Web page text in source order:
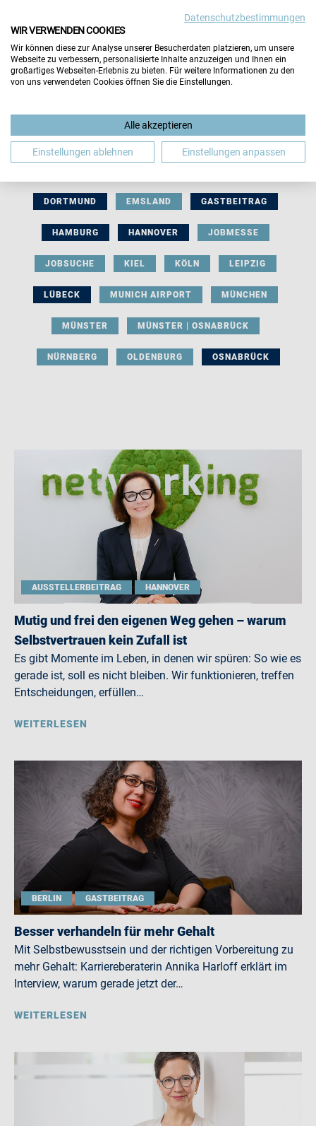
BERUFLICHE ORIENTIERUNG BEWERBUNG
DORTMUND EMSLAND GASTBEITRAG
HAMBURG HANNOVER JOBMESSE
JOBSUCHE KIEL KÖLN LEIPZIG
LÜBECK MUNICH AIRPORT MÜNCHEN
MÜNSTER MÜNSTER | OSNABRÜCK
NÜRNBERG OLDENBURG OSNABRÜCK
AUSSTELLERBEITRAG HANNOVER
Mutig und frei den eigenen Weg gehen – warum
Selbstvertrauen kein Zufall ist
Es gibt Momente im Leben, in denen wir spüren: So wie es
gerade ist, soll es nicht bleiben. Wir funktionieren, treffen
Entscheidungen, erfüllen…
WEITERLESEN
BERLIN GASTBEITRAG
Besser verhandeln für mehr Gehalt
Mit Selbstbewusstsein und der richtigen Vorbereitung zu
mehr Gehalt: Karriereberaterin Annika Harloff erklärt im
Interview, warum gerade jetzt der…
WEITERLESEN
Datenschutzbestimmungen
WIR VERWENDEN COOKIES
Wir können diese zur Analyse unserer Besucherdaten platzieren, um unsere
Webseite zu verbessern, personalisierte Inhalte anzuzeigen und Ihnen ein
großartiges Webseiten-Erlebnis zu bieten. Für weitere Informationen zu den
von uns verwendeten Cookies öffnen Sie die Einstellungen.
Alle akzeptieren
Einstellungen ablehnen Einstellungen anpassen